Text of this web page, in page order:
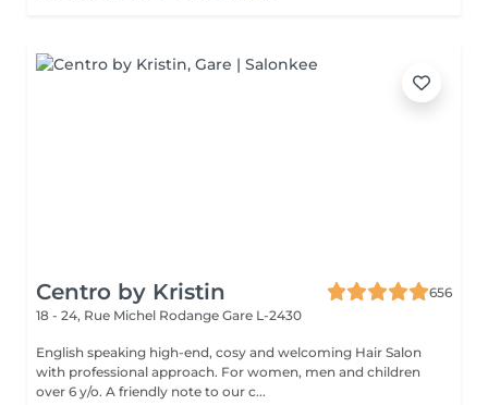
Centro by Kristin
656
18 - 24, Rue Michel Rodange Gare L-2430
English speaking high-end, cosy and welcoming Hair Salon
with professional approach. For women, men and children
over 6 y/o. A friendly note to our c...